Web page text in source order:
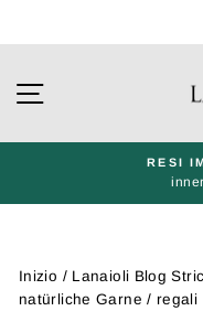
direkt
Seitennavigation
RESI
Inizio / Lanaioli Blog
natürliche Garne / regali